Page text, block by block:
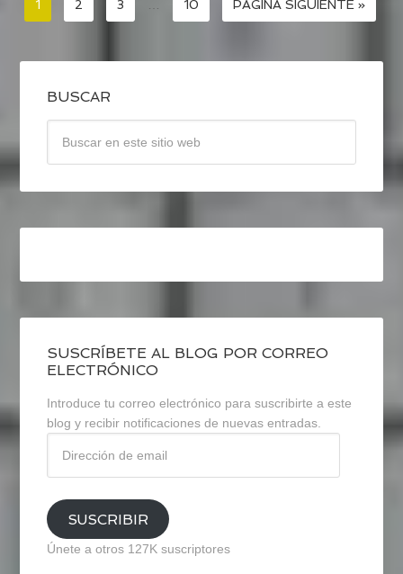
1 2 3 … 10 PÁGINA SIGUIENTE »
BUSCAR
SUSCRÍBETE AL BLOG POR CORREO
ELECTRÓNICO
Introduce tu correo electrónico para suscribirte a este
blog y recibir notificaciones de nuevas entradas.
email
SUSCRIBIR
Únete a otros 127K suscriptores